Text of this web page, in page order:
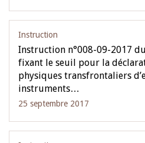
Instruction
Instruction n°008-09-2017
fixant le seuil pour la
physiques transfrontaliers
instruments…
25 septembre 2017